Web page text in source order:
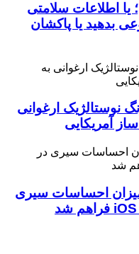
یا اطلاعات سلامتی
بدهید یا پاکشان
از دوج چارجر ۲۰۲۷ با رنگ نوستالژیک ارغوانی
احساسات سیری